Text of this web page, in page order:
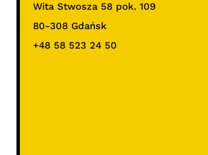
Wita Stwosza 58 pok. 109
80-308 Gdańsk
+48 58 523 24 50